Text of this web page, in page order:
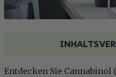
Entdecken Sie Cannabinol (